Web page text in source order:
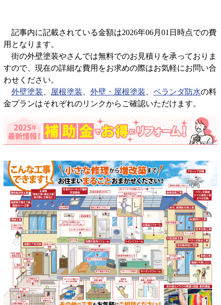
記事内に記載されている金額は2026年06月01日時点での費
用となります。
街の外壁塗装やさんでは無料でのお見積りを承っておりま
すので、現在の詳細な費用をお求めの際はお気軽にお問い合
わせください。
外壁塗装
屋根塗装 外壁・屋根塗装 ベランダ防水の料
金プランはそれぞれのリンクからご確認いただけます。